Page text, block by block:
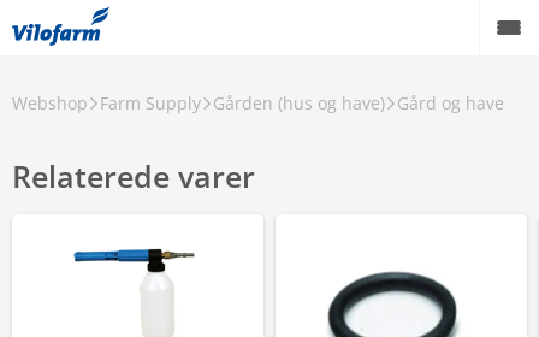
Webshop Farm Supply Gården (hus og have) Gård og have
Relaterede varer